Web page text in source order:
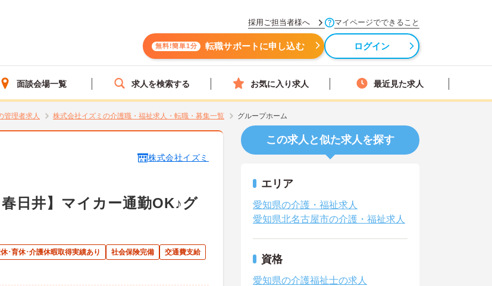
採用ご担当者様へ マイページでできること
無料!簡単1分 転職サポートに申し込む ログイン
面談会場一覧 求人を検索する お気に入り求人 最近見た求人
管理者求人 株式会社イズミの介護職・福祉求人・転職・募集一覧 グループホーム
株式会社イズミ
日井】マイカー通勤OK♪グ
･育休･介護休暇取得実績あり 社会保険完備
交通費支給
この求人と似た求人を探す
エリア
愛知県の介護・福祉求人
愛知県北名古屋市の介護・福祉求人
資格
愛知県の介護福祉士の求人